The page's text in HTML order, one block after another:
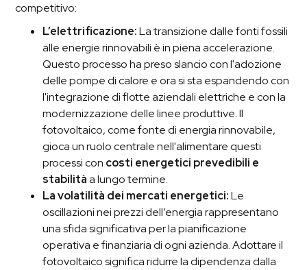
competitivo:
L’elettrificazione:La transizione dalle fonti fossili
alle energie rinnovabili è in piena accelerazione.
Questo processo ha preso slancio con l'adozione
delle pompe di calore e ora si sta espandendo con
l'integrazione di flotte aziendali elettriche e con la
modernizzazione delle linee produttive. Il
fotovoltaico, come fonte di energia rinnovabile,
gioca un ruolo centrale nell'alimentare questi
processi con costi energetici prevedibili e
stabilitàa lungo termine.
La volatilità dei mercati energetici:Le
oscillazioni nei prezzi dell’energia rappresentano
una sfida significativa per la pianificazione
operativa e finanziaria di ogni azienda. Adottare il
fotovoltaico significa ridurre la dipendenza dalla